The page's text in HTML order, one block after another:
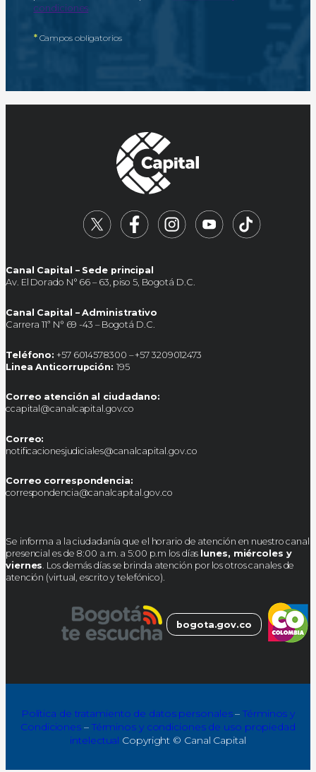
condiciones
*Campos obligatorios
Canal Capital – Sede principal
Av. El Dorado N° 66 – 63, piso 5, Bogotá D.C.
Canal Capital – Administrativo
Carrera 11ª N° 69 -43 – Bogotá D.C.
Teléfono: +57 6014578300 – +57 3209012473
Linea Anticorrupción: 195
Correo atención al ciudadano:
ccapital@canalcapital.gov.co
Correo:
notificacionesjudiciales@canalcapital.gov.co
Correo correspondencia:
correspondencia@canalcapital.gov.co
Se informa a la ciudadanía que el horario de atención en nuestro canal
presencial es de 8:00 a.m. a 5:00 p.m los días lunes, miércoles y
viernes . Los demás días se brinda atención por los otros canales de
atención (virtual, escrito y telefónico).
bogota.gov.co
Política de tratamiento de datos personales–Términos y
Condiciones –Términos y condiciones de uso propiedad
intelectual Copyright © Canal Capital